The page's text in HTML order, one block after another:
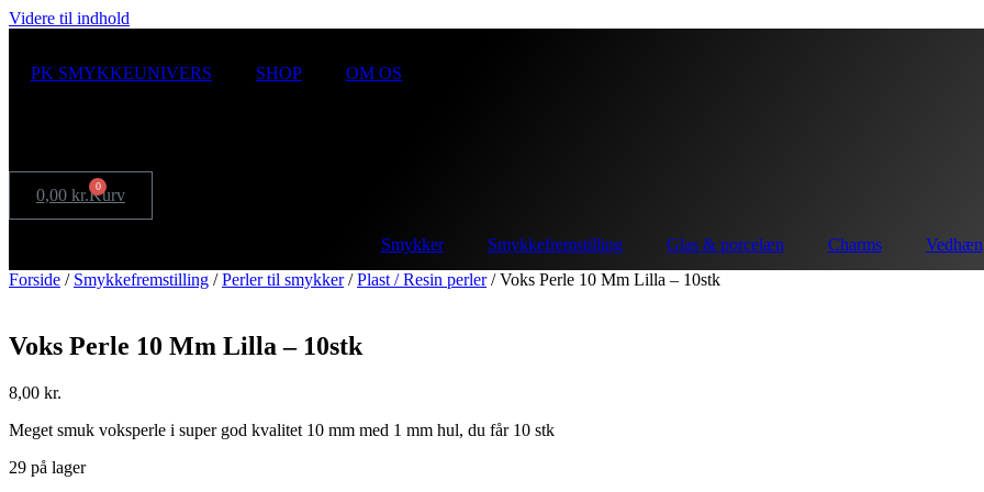
Videre til indhold
PK SMYKKEUNIVERS SHOP OM OS
0,00 kr. 0
Kurv
Smykker Smykkefremstilling Glas & porcelæn Charms
Forside / Smykkefremstilling /Perler til smykker/Plast / Resin perler/ Voks Perle 10 Mm Lilla – 10stk
Voks Perle 10 Mm Lilla – 10stk
8,00 kr.
Meget smuk voksperle i super god kvalitet 10 mm med 1 mm hul, du får 10 stk
29 på lager